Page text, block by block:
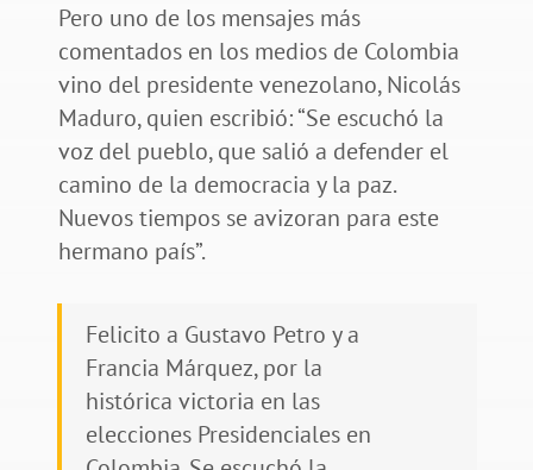
Pero uno de los mensajes más
comentados en los medios de Colombia
vino del presidente venezolano, Nicolás
Maduro, quien escribió: “Se escuchó la
voz del pueblo, que salió a defender el
camino de la democracia y la paz.
Nuevos tiempos se avizoran para este
hermano país”.
Felicito a Gustavo Petro y a
Francia Márquez, por la
histórica victoria en las
elecciones Presidenciales en